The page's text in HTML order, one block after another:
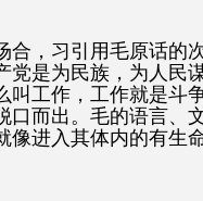
合，习引用毛原话的
党是为民族，为人民
叫工作，工作就是斗
口而出。毛的语言、
像进入其体内的有生